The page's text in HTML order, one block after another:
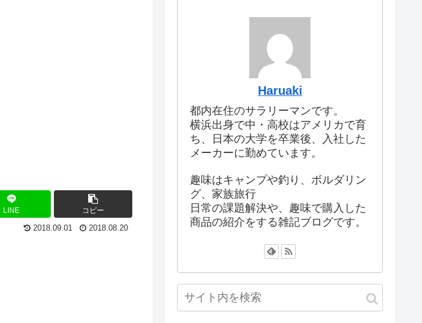
LINE コピー
2018.09.01 2018.08.20
Haruaki
都内在住のサラリーマンです。
横浜出身で中・高校はアメリカで育
ち、日本の大学を卒業後、入社した
メーカーに勤めています。
趣味はキャンプや釣り、ボルダリン
グ、家族旅行
日常の課題解決や、趣味で購入した
商品の紹介をする雑記ブログです。